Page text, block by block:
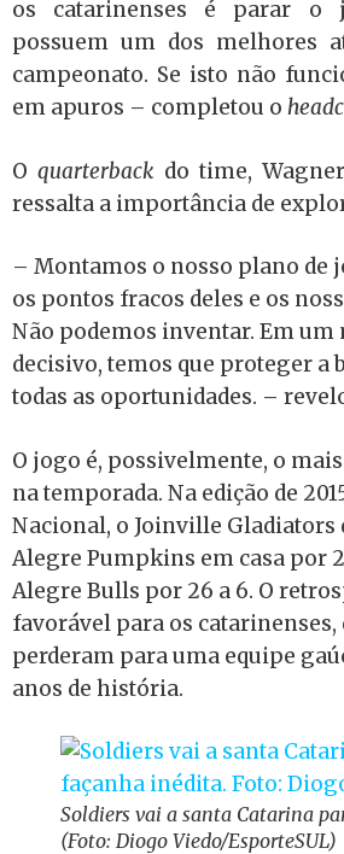
os catarinenses é parar o
possuem um dos melhores
campeonato. Se isto não
em apuros – completou o
Oquarterback do time,
ressalta a importância de
– Montamos o nosso plano de
os pontos fracos deles e os
Não podemos inventar. Em um
decisivo, temos que proteger a
todas as oportunidades. –
O jogo é, possivelmente, o
na temporada. Na edição de
Nacional, o Joinville Gladiators
Alegre Pumpkins em casa por
Alegre Bulls por 26 a 6. O
favorável para os catarinenses,
perderam para uma equipe
anos de história.
Soldiers vai a santa Catarina
(Foto: Diogo Viedo/EsporteSUL)